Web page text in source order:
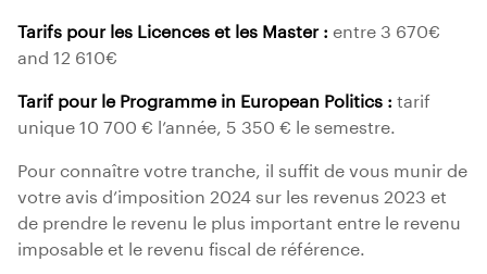
Tarifs pour les Licences et les Master : entre 3 670€
and 12 610€
Tarif pour le Programme in European Politics : tarif
unique 10 700 € l’année, 5 350 € le semestre.
Pour connaître votre tranche, il suffit de vous munir de
votre avis d’imposition 2024 sur les revenus 2023 et
de prendre le revenu le plus important entre le revenu
imposable et le revenu fiscal de référence.